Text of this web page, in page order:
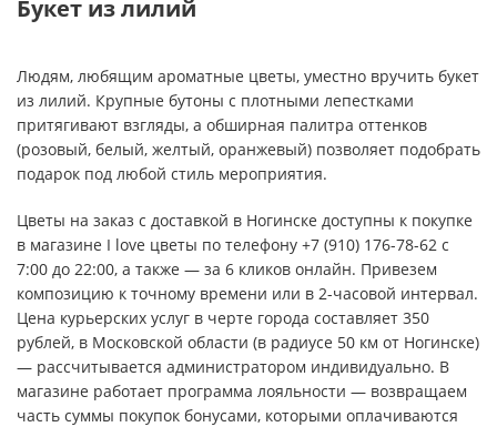
Букет из лилий
Людям, любящим ароматные цветы, уместно вручить букет
из лилий. Крупные бутоны с плотными лепестками
притягивают взгляды, а обширная палитра оттенков
(розовый, белый, желтый, оранжевый) позволяет подобрать
подарок под любой стиль мероприятия.
Цветы на заказ с доставкой в Ногинске доступны к покупке
в магазине I love цветы по телефону +7 (910) 176-78-62 с
7:00 до 22:00, а также — за 6 кликов онлайн. Привезем
композицию к точному времени или в 2-часовой интервал.
Цена курьерских услуг в черте города составляет 350
рублей, в Московской области (в радиусе 50 км от Ногинске)
— рассчитывается администратором индивидуально. В
магазине работает программа лояльности — возвращаем
часть суммы покупок бонусами, которыми оплачиваются